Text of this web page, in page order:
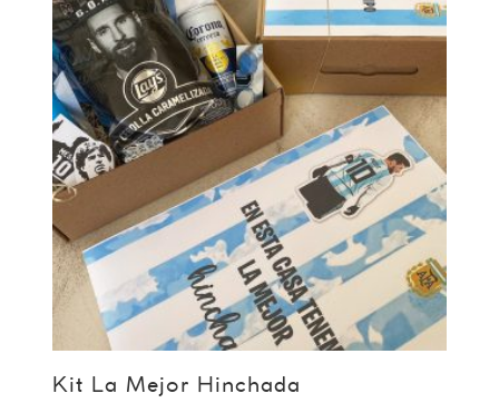
Kit La Mejor Hinchada